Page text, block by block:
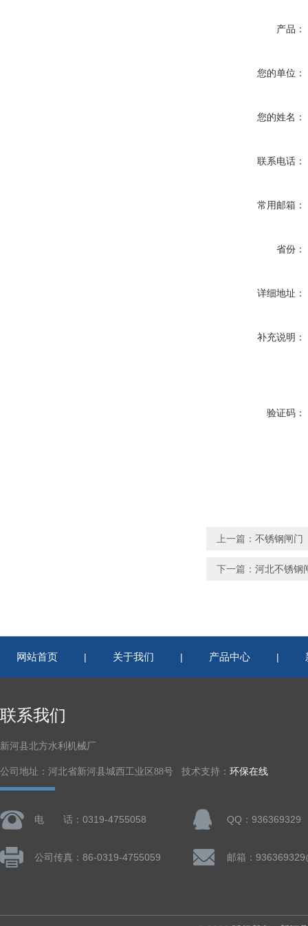
产品：
您的单位：
您的姓名：
联系电话：
常用邮箱：
省份：
详细地址：
补充说明：
验证码：
上一篇： 不锈钢闸门
下一篇： 河北不锈钢
网站首页 | 关于我们 | 产品中心 |
联系我们
新河县北方水利机械厂
公司地址：河北省新河县城西工业区88号 技术支持： 环保在线
电 话：0319-4755058 QQ：936369329
公司传真：86-0319-4755059 邮箱：